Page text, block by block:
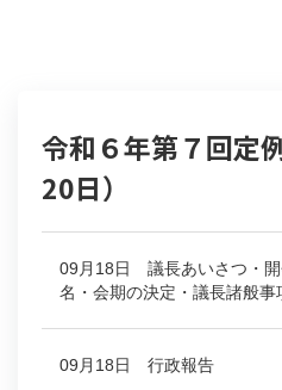
令和６年第７回定
20日）
09月18日 議長あいさつ・
名・会期の決定・議長諸般事
09月18日 行政報告